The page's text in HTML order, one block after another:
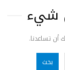
شيء
أن تساعدنا.